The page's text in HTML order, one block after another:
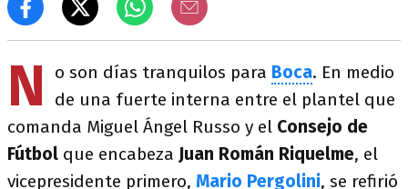
N o son días tranquilos para Boca. En medio
de una fuerte interna entre el plantel que
comanda Miguel Ángel Russo y el Consejo de
Fútbol que encabeza Juan Román Riquelme, el
vicepresidente primero, Mario Pergolini, se refirió